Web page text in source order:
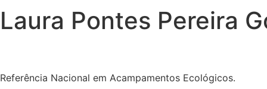
Laura Pontes Pereira
Referência Nacional em Acampamentos Ecológicos.